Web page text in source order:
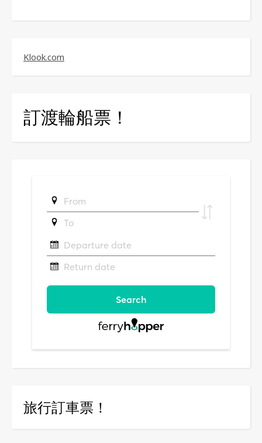
Klook.com
訂渡輪船票！
旅行訂車票！